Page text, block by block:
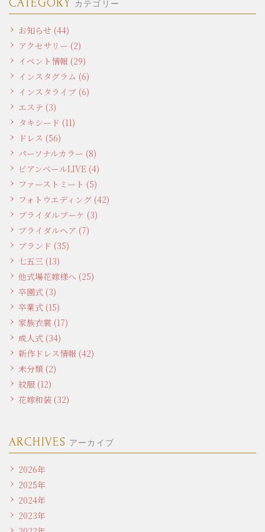
CATEGORY カテゴリー
お知らせ (44)
アクセサリー (2)
イベント情報 (29)
インスタグラム (6)
インスタライブ (6)
エステ (3)
タキシード (11)
ドレス (56)
パーソナルカラー (8)
ビアンベールLIVE (4)
ファーストミート (5)
フォトウエディング (42)
ブライダルブーケ (3)
ブライダルヘア (7)
ブランド (35)
七五三 (13)
他式場花嫁様へ (25)
卒園式 (3)
卒業式 (15)
家族衣裳 (17)
成人式 (34)
新作ドレス情報 (42)
未分類 (2)
紋服 (12)
花嫁和装 (32)
ARCHIVES アーカイブ
2026年
2025年
2024年
2023年